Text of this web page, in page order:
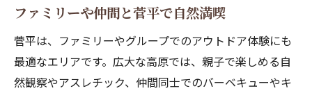
ファミリーや仲間と菅平で自然満喫
菅平は、ファミリーやグループでのアウトドア体験にも
最適なエリアです。広大な高原では、親子で楽しめる自
然観察やアスレチック、仲間同士でのバーベキューやキ